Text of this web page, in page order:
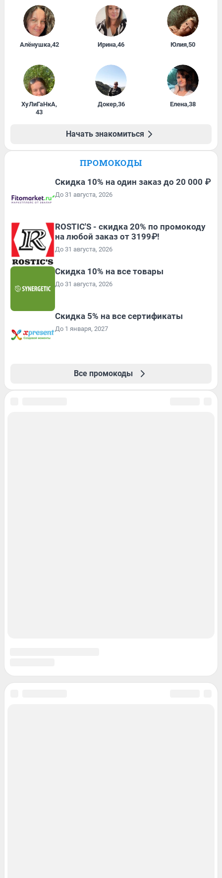
Алёнушка,42 Ирина,46 Юлия,50
ХуЛиГаНкА,
43
Докер,36 Елена,38
Начать знакомиться
ПРОМОКОДЫ
Скидка 10% на один заказ до 20 000 ₽
До 31 августа, 2026
ROSTIC'S - скидка 20% по промокоду
на любой заказ от 3199₽!
До 31 августа, 2026
Скидка 10% на все товары
До 31 августа, 2026
Скидка 5% на все сертификаты
До 1 января, 2027
Все промокоды